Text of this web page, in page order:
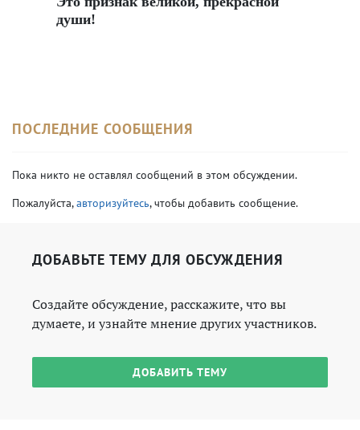
души!
ПОСЛЕДНИЕ СООБЩЕНИЯ
Пока никто не оставлял сообщений в этом обсуждении.
Пожалуйста,авторизуйтесь, чтобы добавить сообщение.
ДОБАВЬТЕ ТЕМУ ДЛЯ ОБСУЖДЕНИЯ
Создайте обсуждение, расскажите, что вы
думаете, и узнайте мнение других участников.
ДОБАВИТЬ ТЕМУ